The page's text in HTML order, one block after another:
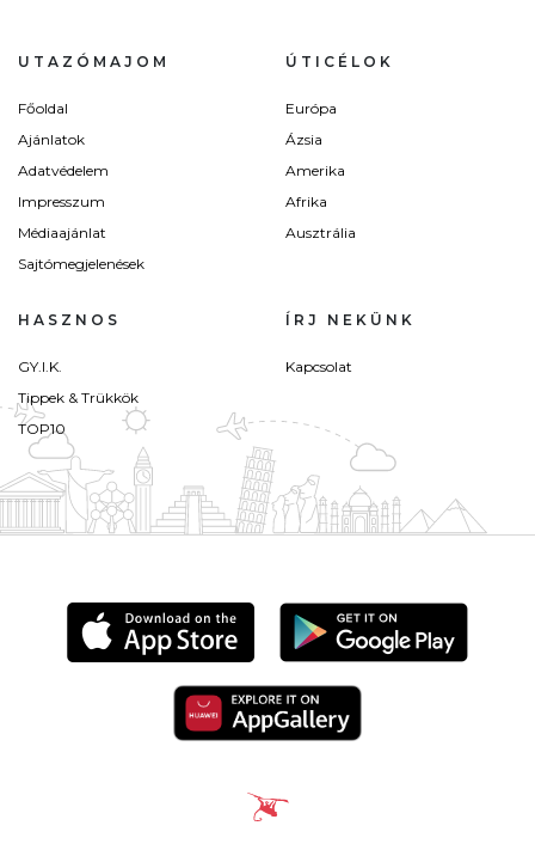
UTAZÓMAJOM
Főoldal
Ajánlatok
Adatvédelem
Impresszum
Médiaajánlat
Sajtómegjelenések
ÚTICÉLOK
Európa
Ázsia
Amerika
Afrika
Ausztrália
HASZNOS
GY.I.K.
Tippek & Trükkök
TOP10
ÍRJ NEKÜNK
Kapcsolat